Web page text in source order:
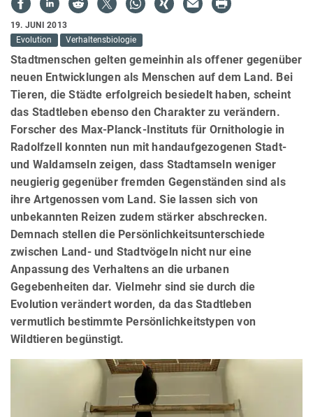
19. JUNI 2013
Evolution
Verhaltensbiologie
Stadtmenschen gelten gemeinhin als offener gegenüber
neuen Entwicklungen als Menschen auf dem Land. Bei
Tieren, die Städte erfolgreich besiedelt haben, scheint
das Stadtleben ebenso den Charakter zu verändern.
Forscher des Max-Planck-Instituts für Ornithologie in
Radolfzell konnten nun mit handaufgezogenen Stadt-
und Waldamseln zeigen, dass Stadtamseln weniger
neugierig gegenüber fremden Gegenständen sind als
ihre Artgenossen vom Land. Sie lassen sich von
unbekannten Reizen zudem stärker abschrecken.
Demnach stellen die Persönlichkeitsunterschiede
zwischen Land- und Stadtvögeln nicht nur eine
Anpassung des Verhaltens an die urbanen
Gegebenheiten dar. Vielmehr sind sie durch die
Evolution verändert worden, da das Stadtleben
vermutlich bestimmte Persönlichkeitstypen von
Wildtieren begünstigt.